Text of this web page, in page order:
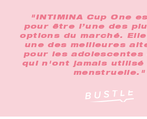
"INTIMINA Cup One
pour être l’une des
options du marché.
une des meilleures
pour les adolescentes
qui n'ont jamais utilisé
menstruelle."